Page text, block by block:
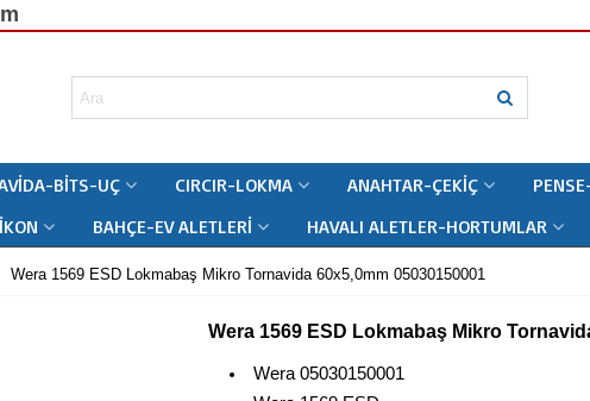
BITS-UÇ CIRCIR-LOKMA ANAHTAR-ÇEKIÇ
BAHÇE-EV ALETLERI HAVALI ALETLER-HORTUMLAR
Wera 1569 ESD Lokmabaş Mikro Tornavida 60x5,0mm 05030150001
Wera 1569 ESD Lokmabaş Mikro
Wera 05030150001